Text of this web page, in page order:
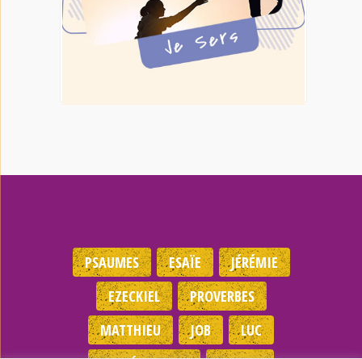
PSAUMES ESAÏE
JÉRÉMIE
EZECKIEL
PROVERBES
MATTHIEU
JOB
LUC